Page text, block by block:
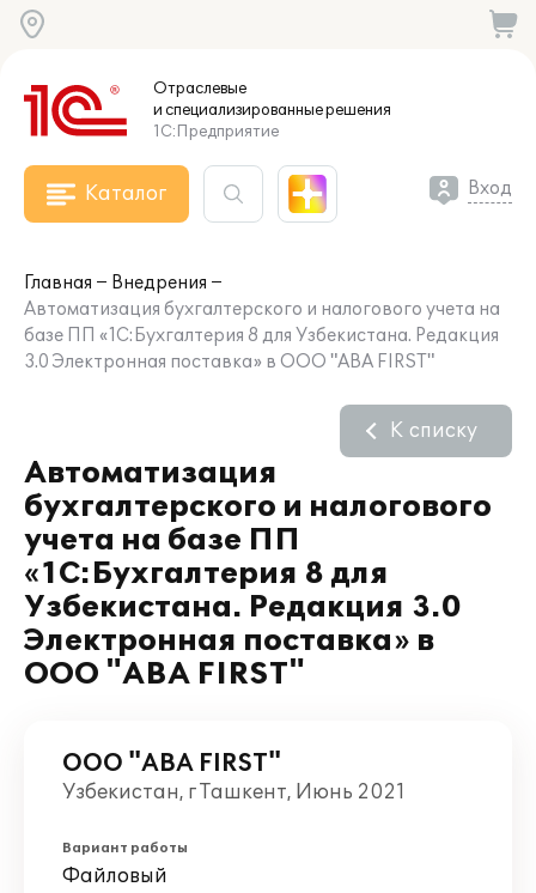
Отраслевые
и специализированныерешения
1С:Предприятие
Каталог Вход
Главная
Внедрения
Автоматизация бухгалтерского и налогового учета на
базе ПП «1С:Бухгалтерия 8 для Узбекистана. Редакция
3.0 Электронная поставка» в ООО "ABA FIRST"
Автоматизация
бухгалтерского и налогового
учета на базе ПП
«1С:Бухгалтерия 8 для
Узбекистана. Редакция 3.0
Электронная поставка» в
ООО "ABA FIRST"
К списку
ООО "ABA FIRST"
Узбекистан, г Ташкент, Июнь 2021
Вариант работы
Файловый